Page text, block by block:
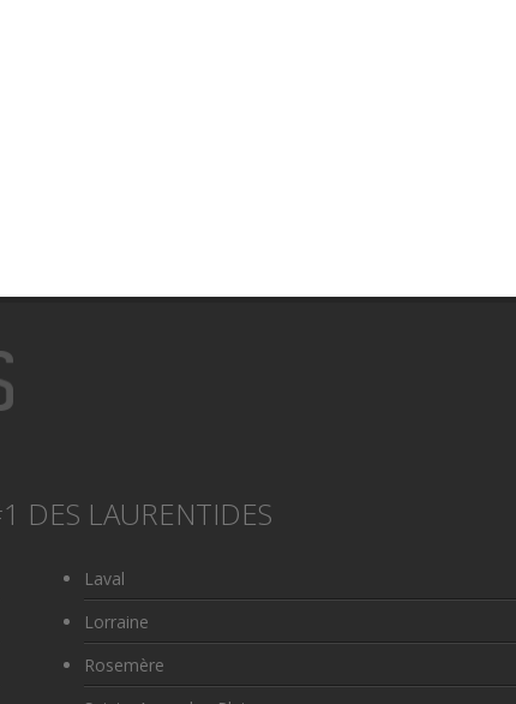
DES LAURENTIDES
Laval
Lorraine
Rosemère